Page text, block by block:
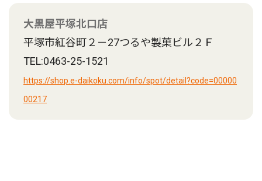
大黒屋平塚北口店
平塚市紅谷町２－27つるや製菓ビル２Ｆ
TEL:0463-25-1521
https://shop.e-daikoku.com/info/spot/detail?code=00000
00217